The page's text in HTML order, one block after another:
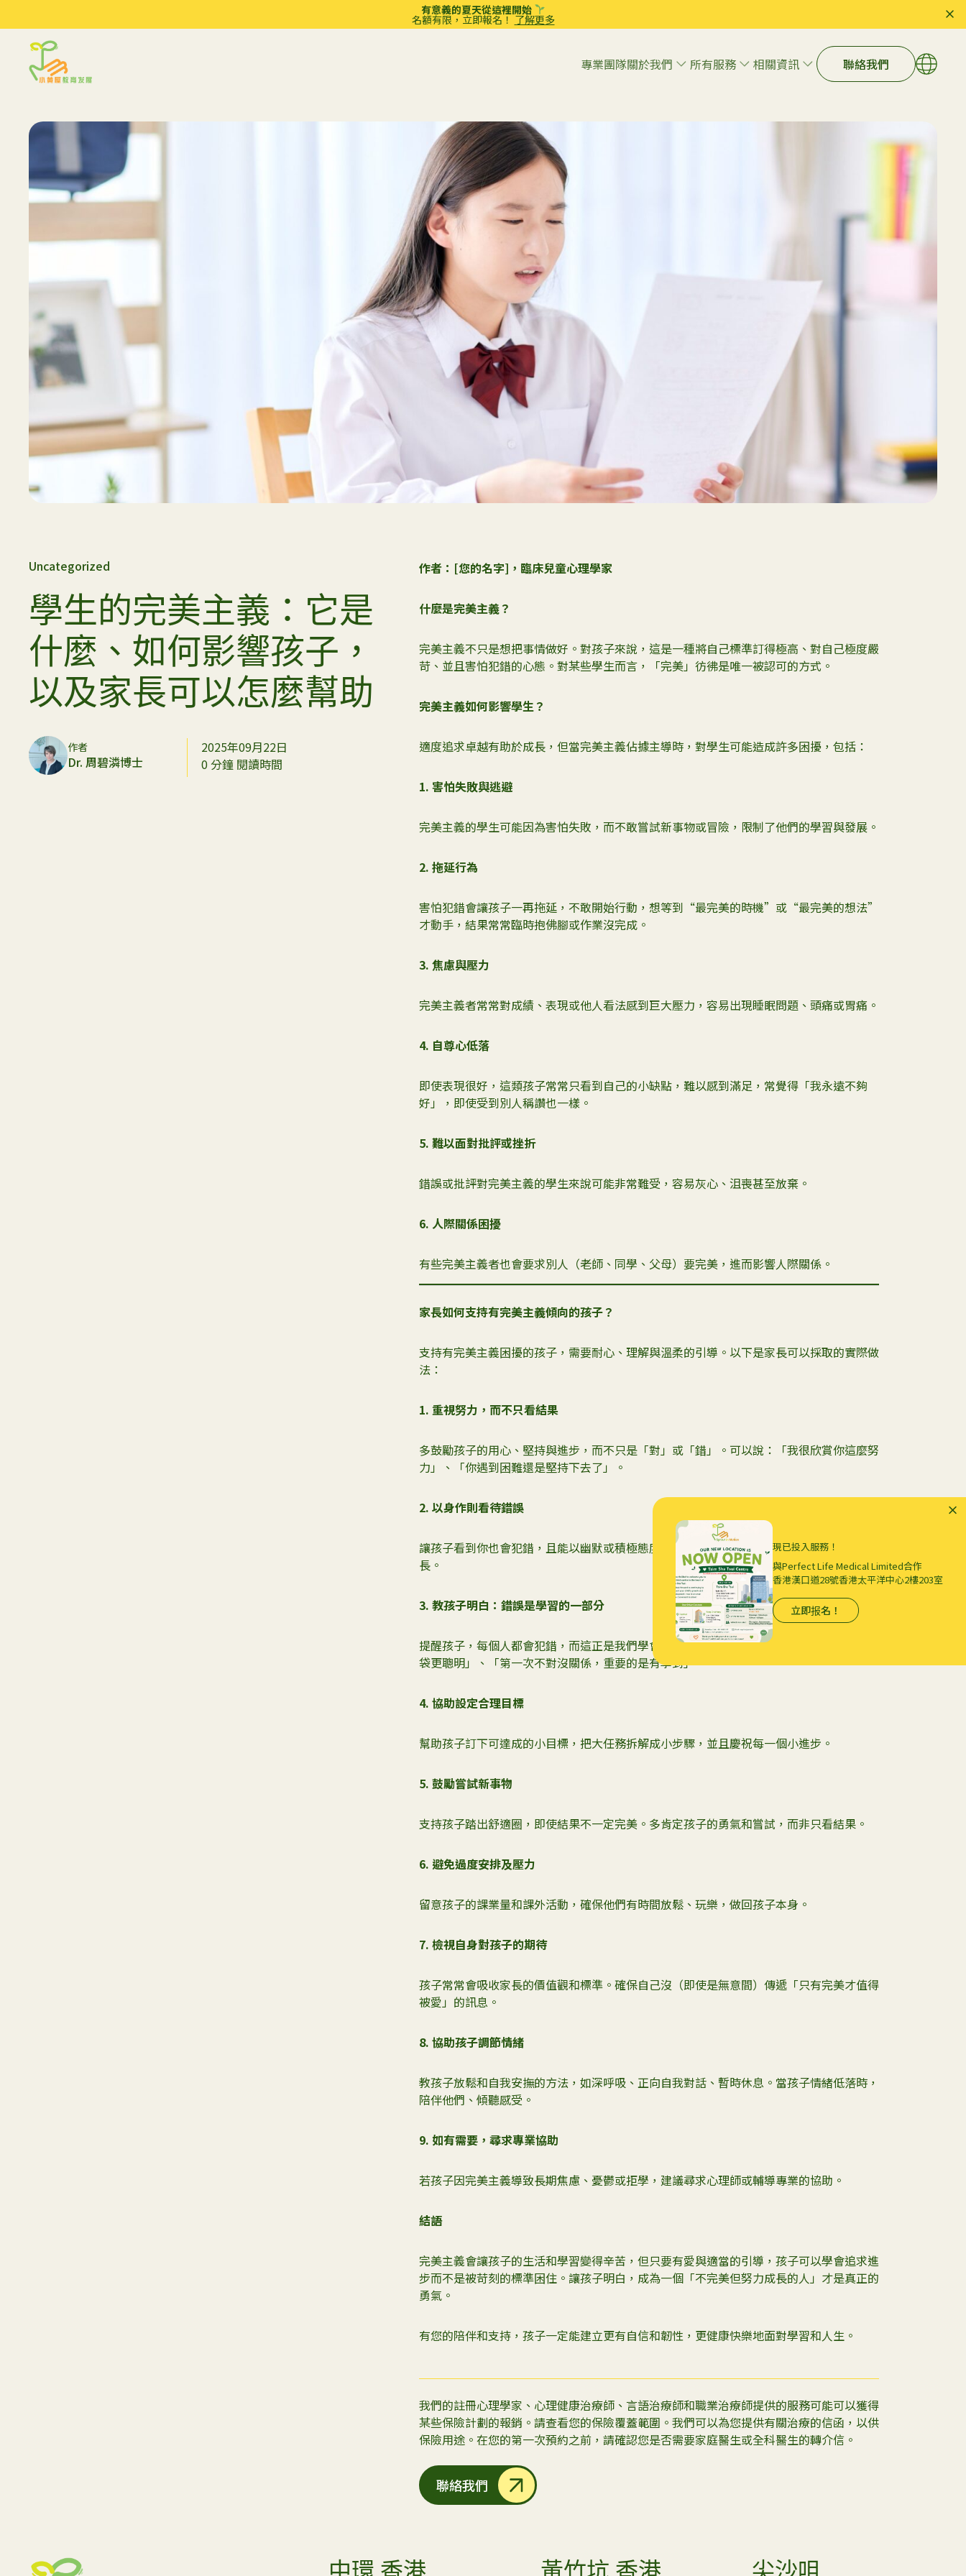
有意義的夏天從這裡開始
名額有限，立即報名！ 了解更多
Sprout in Motion 專業團隊關於我們
關於我們
我們的環境
媒體訪問
加入我們
所有服務
服務
評估
夏令營 2026
應用行為分析（ABA）治療
親子互動治療 (PCIT)
言語和語言治療
家長輔導
心理催眠治療
相關資訊
文章和建議
季度工作坊
最新文章
陪同少女步入青春期：建立緊密父
女關係 的 10 個實用建議
全面心理教育評估
解讀孩子的成長密碼：為何心理評
估必須選擇「註冊認可」專家？
學習技巧與入學準備 教育策略
告別憑感覺摸索：由國際 BCBA 專
家領導的數據化 ABA 治療如何改
變孩子的行為？
2026 Summer in Motion：夏日啟航！
聯絡我們 語言
简体
現已投入服務！
與Perfect Life Medical Limited合作
香港漢口道28號香港太平洋中心2樓203室
立即报名！
Uncategorized
學生的完美主義：它是
什麼、如何影響孩子，
以及家長可以怎麼幫助
作者
Dr. 周碧潾博士
2025年09月22日
0 分鐘 閱讀時間
作者： [您的名字] ，臨床兒童心理學家
什麼是完美主義？
完美主義不只是想把事情做好。對孩子來說，這是一種將自己標準訂得極高、對自己極度嚴
苛、並且害怕犯錯的心態。對某些學生而言，「完美」彷彿是唯一被認可的方式。
完美主義如何影響學生？
適度追求卓越有助於成長，但當完美主義佔據主導時，對學生可能造成許多困擾，包括：
1.害怕失敗與逃避
完美主義的學生可能因為害怕失敗，而不敢嘗試新事物或冒險，限制了他們的學習與發展。
2.拖延行為
害怕犯錯會讓孩子一再拖延，不敢開始行動，想等到“最完美的時機”或“最完美的想法”
才動手，結果常常臨時抱佛腳或作業沒完成。
3.焦慮與壓力
完美主義者常常對成績、表現或他人看法感到巨大壓力，容易出現睡眠問題、頭痛或胃痛。
4. 自尊心低落
即使表現很好，這類孩子常常只看到自己的小缺點，難以感到滿足，常覺得「我永遠不夠
好」，即使受到別人稱讚也一樣。
5.難以面對批評或挫折
錯誤或批評對完美主義的學生來說可能非常難受，容易灰心、沮喪甚至放棄。
6.人際關係困擾
有些完美主義者也會要求別人（老師、同學、父母）要完美，進而影響人際關係。
家長如何支持有完美主義傾向的孩子？
支持有完美主義困擾的孩子，需要耐心、理解與溫柔的引導。以下是家長可以採取的實際做
法：
1.重視努力，而不只看結果
多鼓勵孩子的用心、堅持與進步，而不只是「對」或「錯」。可以說：「我很欣賞你這麼努
力」、「你遇到困難還是堅持下去了」。
2.以身作則看待錯誤
讓孩子看到你也會犯錯，且能以幽默或積極態度面對。分享自己失敗的經歷和從中學到的成
長。
3.教孩子明白：錯誤是學習的一部分
提醒孩子，每個人都會犯錯，而這正是我們學會新事物的方式。可以說：「錯誤讓我們的腦
袋更聰明」、「第一次不對沒關係，重要的是有學到」。
4.協助設定合理目標
幫助孩子訂下可達成的小目標，把大任務拆解成小步驟，並且慶祝每一個小進步。
5.鼓勵嘗試新事物
支持孩子踏出舒適圈，即使結果不一定完美。多肯定孩子的勇氣和嘗試，而非只看結果。
6. 避免過度安排及壓力
留意孩子的課業量和課外活動，確保他們有時間放鬆、玩樂，做回孩子本身。
7.檢視自身對孩子的期待
孩子常常會吸收家長的價值觀和標準。確保自己沒（即使是無意間）傳遞「只有完美才值得
被愛」的訊息。
8.協助孩子調節情緒
教孩子放鬆和自我安撫的方法，如深呼吸、正向自我對話、暫時休息。當孩子情緒低落時，
陪伴他們、傾聽感受。
9.如有需要，尋求專業協助
若孩子因完美主義導致長期焦慮、憂鬱或拒學，建議尋求心理師或輔導專業的協助。
結語
完美主義會讓孩子的生活和學習變得辛苦，但只要有愛與適當的引導，孩子可以學會追求進
步而不是被苛刻的標準困住。讓孩子明白，成為一個「不完美但努力成長的人」才是真正的
勇氣。
有您的陪伴和支持，孩子一定能建立更有自信和韌性，更健康快樂地面對學習和人生。
我們的註冊心理學家、心理健康治療師、言語治療師和職業治療師提供的服務可能可以獲得
某些保險計劃的報銷。請查看您的保險覆蓋範圍。我們可以為您提供有關治療的信函，以供
保險用途。在您的第一次預約之前，請確認您是否需要家庭醫生或全科醫生的轉介信。
聯絡我們